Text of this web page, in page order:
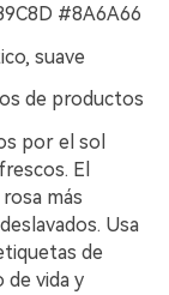
#8A6A66
suave
de productos
por el sol
El
más
Usa
de
de vida y